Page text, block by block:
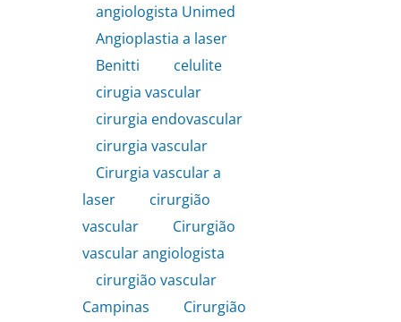
angiologista Unimed
Angioplastia a laser
Benitti
celulite
cirugia vascular
cirurgia endovascular
cirurgia vascular
Cirurgia vascular a
laser
cirurgião
vascular
Cirurgião
vascular angiologista
cirurgião vascular
Campinas
Cirurgião